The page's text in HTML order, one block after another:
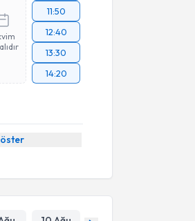
11:50
12:40
13:30
14:20